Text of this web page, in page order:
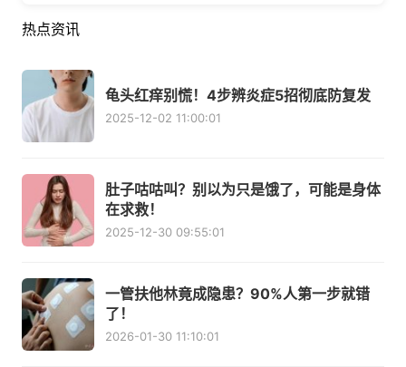
热点资讯
龟头红痒别慌！4步辨炎症5招彻底防复发
2025-12-02 11:00:01
肚子咕咕叫？别以为只是饿了，可能是身体
在求救！
2025-12-30 09:55:01
一管扶他林竟成隐患？90%人第一步就错
了！
2026-01-30 11:10:01